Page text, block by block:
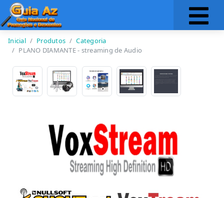
Inicial Produtos
Categoria
PLANO DIAMANTE - streaming de Audio